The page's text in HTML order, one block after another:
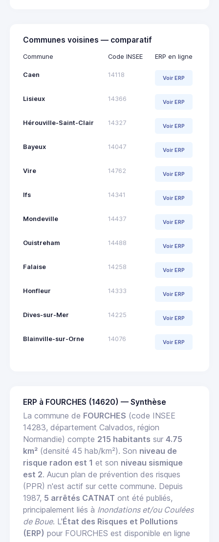
Communes voisines — comparatif
Commune Code INSEE ERP en ligne
Caen 14118 Voir ERP
Lisieux 14366 Voir ERP
Hérouville-Saint-Clair 14327 Voir ERP
Bayeux 14047 Voir ERP
Vire 14762 Voir ERP
Ifs 14341 Voir ERP
Mondeville 14437 Voir ERP
Ouistreham 14488 Voir ERP
Falaise 14258 Voir ERP
Honfleur 14333 Voir ERP
Dives-sur-Mer 14225 Voir ERP
Blainville-sur-Orne 14076 Voir ERP
ERP à FOURCHES (14620) — Synthèse
La commune de FOURCHES (code INSEE
14283, département Calvados, région
Normandie) compte 215 habitants sur 4.75
km² (densité 45 hab/km²). Son niveau de
risque radon est 1 et son niveau sismique
est 2. Aucun plan de prévention des risques
(PPR) n'est actif sur cette commune. Depuis
1987, 5 arrêtés CATNAT ont été publiés,
principalement liés à Inondations et/ou Coulées
de Boue. L'État des Risques et Pollutions
(ERP) pour FOURCHES est disponible en ligne